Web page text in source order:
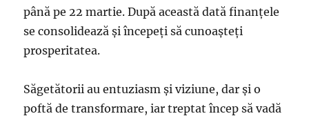
până pe 22 martie. După această dată finanţele
se consolidează şi începeţi să cunoaşteţi
prosperitatea.
Săgetătorii au entuziasm şi viziune, dar şi o
poftă de transformare, iar treptat încep să vadă